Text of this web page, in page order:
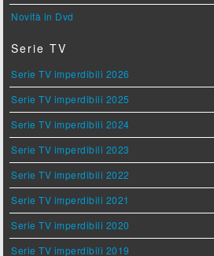
Novità in Dvd
Serie TV
Serie TV imperdibili 2026
Serie TV imperdibili 2025
Serie TV imperdibili 2024
Serie TV imperdibili 2023
Serie TV imperdibili 2022
Serie TV imperdibili 2021
Serie TV imperdibili 2020
Serie TV imperdibili 2019